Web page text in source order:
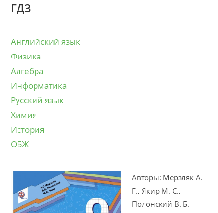
ГДЗ
Английский язык
Физика
Алгебра
Информатика
Русский язык
Химия
История
ОБЖ
Авторы: Мерзляк А.
Г., Якир М. С.,
Полонский В. Б.